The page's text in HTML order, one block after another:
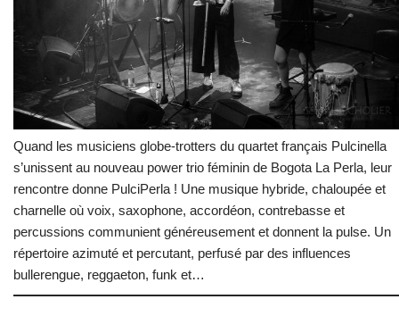
Quand les musiciens globe-trotters du quartet français Pulcinella
s’unissent au nouveau power trio féminin de Bogota La Perla, leur
rencontre donne PulciPerla ! Une musique hybride, chaloupée et
charnelle où voix, saxophone, accordéon, contrebasse et
percussions communient généreusement et donnent la pulse. Un
répertoire azimuté et percutant, perfusé par des influences
bullerengue, reggaeton, funk et…